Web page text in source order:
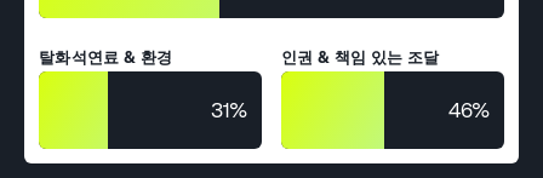
탈화석연료 & 환경
31%
인권 & 책임 있는 조달
46%